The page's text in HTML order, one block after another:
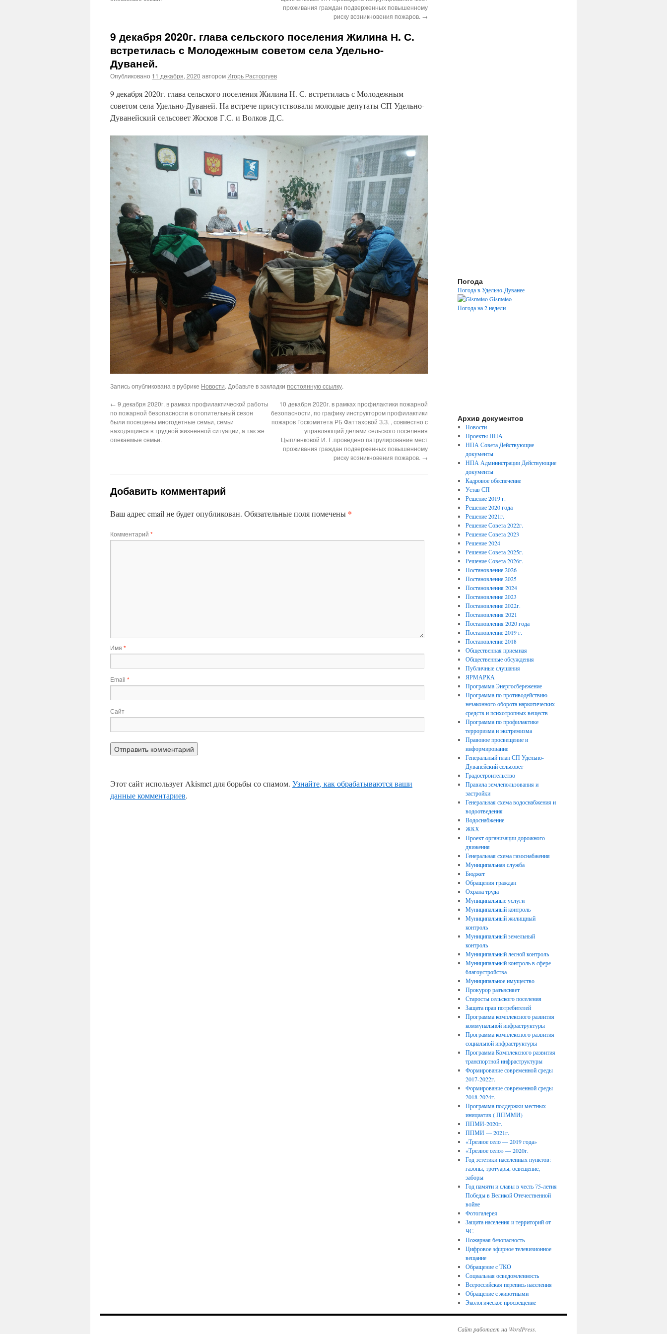
проживания граждан подверженных повышенному
риску возникновения пожаров. →
9 декабря 2020г. глава сельского поселения Жилина Н. С.
встретилась с Молодежным советом села Удельно-
Дуваней.
Опубликовано 11 декабря, 2020 автором Игорь Расторгуев
9 декабря 2020г. глава сельского поселения Жилина Н. С. встретилась с Молодежным
советом села Удельно-Дуваней. На встрече присутствовали молодые депутаты СП Удельно-
Дуванейский сельсовет Жосков Г.С. и Волков Д.С.
Запись опубликована в рубрике Новости. Добавьте в закладки постоянную ссылку.
← 9 декабря 2020г. в рамках профилактической работы
по пожарной безопасности в отопительный сезон
были посещены многодетные семьи, семьи
находящиеся в трудной жизненной ситуации, а так же
опекаемые семьи.
10 декабря 2020г. в рамках профилактики пожарной
безопасности, по графику инструктором профилактики
пожаров Госкомитета РБ Фаттаховой З.З. , совместно с
управляющий делами сельского поселения
Цыпленковой И. Г.проведено патрулирование мест
проживания граждан подверженных повышенному
риску возникновения пожаров. →
Добавить комментарий
Ваш адрес email не будет опубликован. Обязательные поля помечены *
Комментарий *
Имя *
Email *
Сайт
Этот сайт использует Akismet для борьбы со спамом. Узнайте, как обрабатываются ваши
данные комментариев.
Погода
Погода в Удельно-Дуванее
Gismeteo
Погода на 2 недели
Архив документов
Новости
Проекты НПА
НПА Совета Действующие
документы
НПА Администрации Действующие
документы
Кадровое обеспечение
Устав СП
Решение 2019 г.
Решение 2020 года
Решение 2021г.
Решение Совета 2022г.
Решение Совета 2023
Решение 2024
Решение Совета 2025г.
Решение Совета 2026г.
Постановление 2026
Постановление 2025
Постановления 2024
Постановление 2023
Постановление 2022г.
Постановления 2021
Постановления 2020 года
Постановление 2019 г.
Постановление 2018
Общественная приемная
Общественные обсуждения
Публичные слушания
ЯРМАРКА
Программа Энергосбережение
Программа по противодействию
незаконного оборота наркотических
средств и психотропных веществ
Программа по профилактике
терроризма и экстремизма
Правовое просвещение и
информирование
Генеральный план СП Удельно-
Дуванейский сельсовет
Градостроительство
Правила землепользования и
застройки
Генеральная схема водоснабжения и
водоотведения
Водоснабжение
ЖКХ
Проект организации дорожного
движения
Генеральная схема газоснабжения
Муниципальная служба
Бюджет
Обращения граждан
Охрана труда
Муниципальные услуги
Муниципальный контроль
Муниципальный жилищный
контроль
Муниципальный земельный
контроль
Муниципальный лесной контроль
Муниципальный контроль в сфере
благоустройства
Муниципальное имущество
Прокурор разъясняет
Старосты сельского поселения
Защита прав потребителей
Программа комплексного развития
коммунальной инфраструктуры
Программа комплексного развития
социальной инфраструктуры
Программа Комплексного развития
транспортной инфраструктуры
Формирование современной среды
2017-2022г.
Формирование современной среды
2018-2024г.
Программа поддержки местных
инициатив ( ППММИ)
ППМИ-2020г.
ППМИ — 2021г.
«Трезвое село — 2019 года»
«Трезвое село» — 2020г.
Год эстетики населенных пунктов:
газоны, тротуары, освещение,
заборы
Год памяти и славы в честь 75-летия
Победы в Великой Отечественной
войне
Фотогалерея
Защита населения и территорий от
ЧС
Пожарная безопасность
Цифровое эфирное телевизионное
вещание
Обращение с ТКО
Социальная осведомленность
Всероссийская перепись населения
Обращение с животными
Экологическое просвещение
Сайт работает на WordPress.